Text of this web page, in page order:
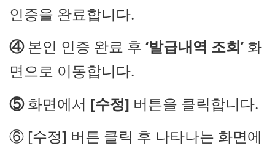
인증을 완료합니다.
④본인 인증 완료 후 ‘발급내역 조회’ 화
면으로 이동합니다.
⑤화면에서 [수정] 버튼을 클릭합니다.
⑥ [수정] 버튼 클릭 후 나타나는 화면에